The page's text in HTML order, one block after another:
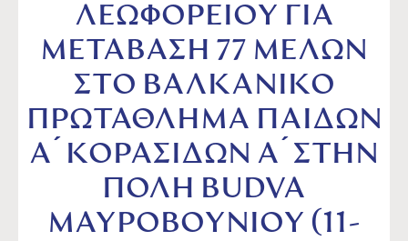
ΛΕΩΦΟΡΕΙΟΥ ΓΙΑ
ΜΕΤΑΒΑΣΗ 77 ΜΕΛΩΝ
ΣΤΟ ΒΑΛΚΑΝΙΚΟ
ΠΡΩΤΑΘΛΗΜΑ ΠΑΙΔΩΝ
Α ́ ΚΟΡΑΣΙΔΩΝ Α ́ ΣΤΗΝ
ΠΟΛΗ BUDVA
ΜΑΥΡΟΒΟΥΝΙΟΥ (11-